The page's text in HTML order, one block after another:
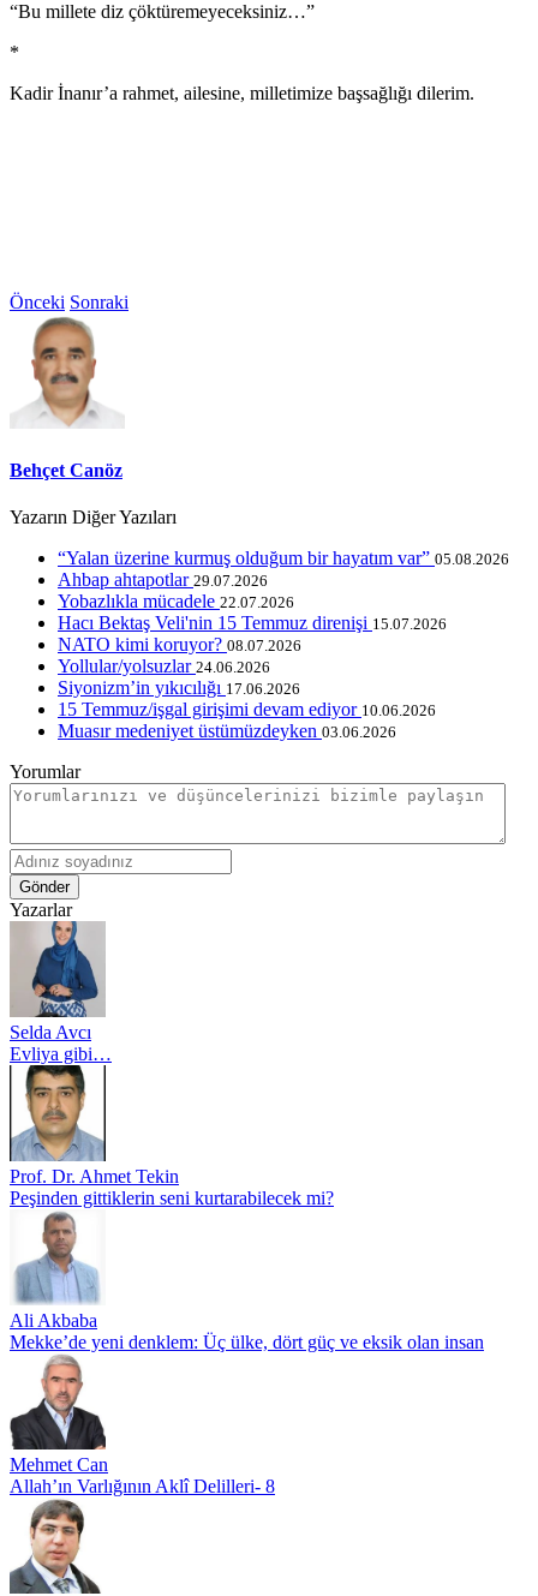
“Bu millete diz çöktüremeyeceksiniz…”
*
Kadir İnanır’a rahmet, ailesine, milletimize başsağlığı dilerim.
Önceki Sonraki
Behçet Canöz
Yazarın Diğer Yazıları
“Yalan üzerine kurmuş olduğum bir hayatım var” 05.08.2026
Ahbap ahtapotlar 29.07.2026
Yobazlıkla mücadele 22.07.2026
Hacı Bektaş Veli'nin 15 Temmuz direnişi 15.07.2026
NATO kimi koruyor? 08.07.2026
Yollular/yolsuzlar 24.06.2026
Siyonizm’in yıkıcılığı 17.06.2026
15 Temmuz/işgal girişimi devam ediyor 10.06.2026
Muasır medeniyet üstümüzdeyken 03.06.2026
Yorumlar
Gönder
Yazarlar
Selda Avcı
Evliya gibi…
Prof. Dr. Ahmet Tekin
Peşinden gittiklerin seni kurtarabilecek mi?
Ali Akbaba
Mekke’de yeni denklem: Üç ülke, dört güç ve eksik olan insan
Mehmet Can
Allah’ın Varlığının Aklî Delilleri- 8